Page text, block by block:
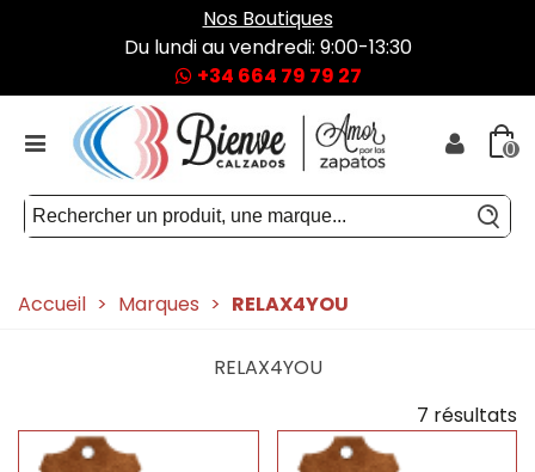
Nos Boutiques
Du lundi au vendredi: 9:00-13:30
+34 664 79 79 27
0
Accueil > Marques > RELAX4YOU
RELAX4YOU
7 résultats